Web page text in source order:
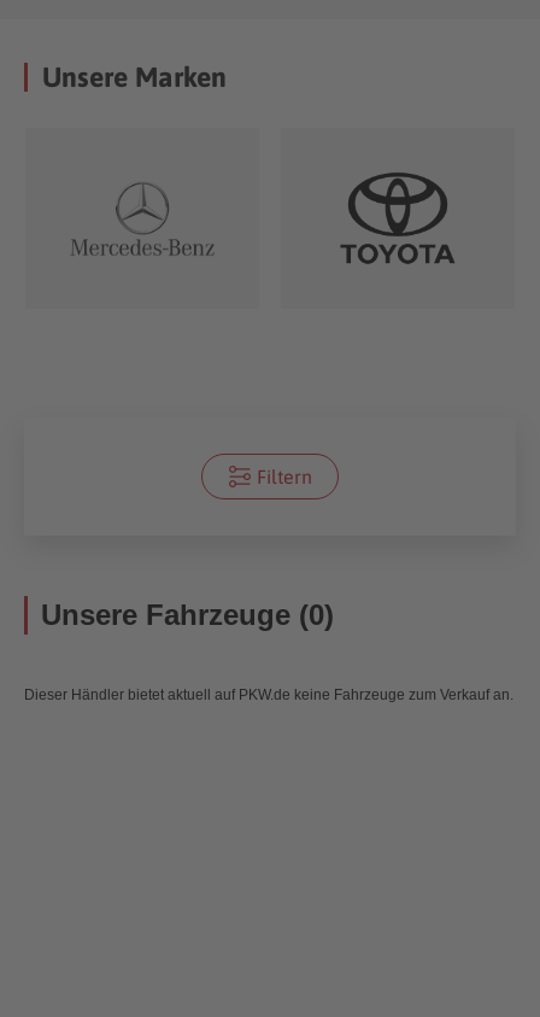
Unsere Marken
Filtern
Unsere Fahrzeuge (0)
Dieser Händler bietet aktuell auf PKW.de keine Fahrzeuge zum Verkauf an.